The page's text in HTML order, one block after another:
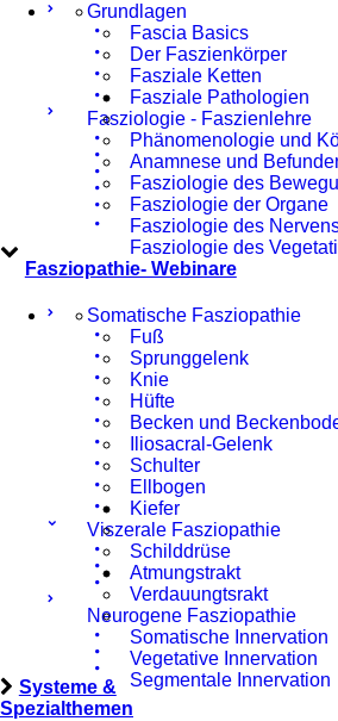
Grundlagen
Fascia Basics
Der Faszienkörper
Fasziale Ketten
Fasziale Pathologien
Fasziologie - Faszienlehre
Phänomenologie und
Anamnese und
Fasziologie des
Fasziologie der Organe
Fasziologie des
Fasziologie des
Fasziopathie- Webinare
Somatische Fasziopathie
Fuß
Sprunggelenk
Knie
Hüfte
Becken und
Iliosacral-Gelenk
Schulter
Ellbogen
Kiefer
Viszerale Fasziopathie
Schilddrüse
Atmungstrakt
Verdauungtsrakt
Neurogene Fasziopathie
Somatische Innervation
Vegetative Innervation
Segmentale Innervation
Systeme &
Spezialthemen